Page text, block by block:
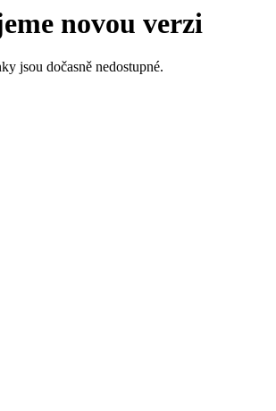
novou verzi
jsou dočasně nedostupné.